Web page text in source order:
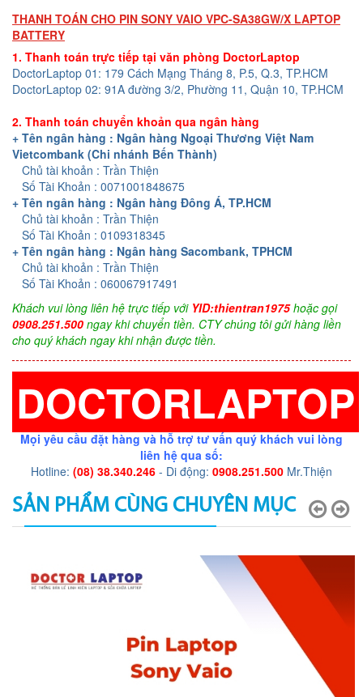
THANH TOÁN CHO PIN SONY VAIO VPC-SA38GW/X LAPTOP
BATTERY
1. Thanh toán trực tiếp tại văn phòng DoctorLaptop
DoctorLaptop 01: 179 Cách Mạng Tháng 8, P.5, Q.3, TP.HCM
DoctorLaptop 02: 91A đường 3/2, Phường 11, Quận 10, TP.HCM
2. Thanh toán chuyển khoản qua ngân hàng
+ Tên ngân hàng : Ngân hàng Ngoại Thương Việt Nam
Vietcombank (Chi nhánh Bến Thành)
Chủ tài khoản : Trần Thiện
Số Tài Khoản : 0071001848675
+ Tên ngân hàng : Ngân hàng Đông Á, TP.HCM
Chủ tài khoản : Trần Thiện
Số Tài Khoản : 0109318345
+ Tên ngân hàng : Ngân hàng Sacombank, TPHCM
Chủ tài khoản : Trần Thiện
Số Tài Khoản : 060067917491
Khách vui lòng liên hệ trực tiếp với YID:thientran1975hoặc gọi
0908.251.500 ngay khi chuyển tiền. CTY chúng tôi gửi hàng liền
cho quý khách ngay khi nhận được tiền.
DOCTORLAPTOP
Mọi yêu cầu đặt hàng và hỗ trợ tư vấn quý khách vui lòng
liên hệ qua số:
Hotline: (08) 38.340.246 - Di động: 0908.251.500 Mr.Thiện
SẢN PHẨM CÙNG CHUYÊN MỤC